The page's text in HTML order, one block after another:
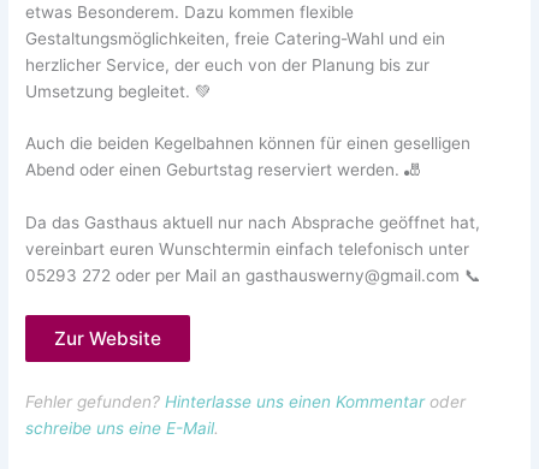
etwas Besonderem. Dazu kommen flexible
Gestaltungsmöglichkeiten, freie Catering-Wahl und ein
herzlicher Service, der euch von der Planung bis zur
Umsetzung begleitet. 💚
Auch die beiden Kegelbahnen können für einen geselligen
Abend oder einen Geburtstag reserviert werden. 🎳
Da das Gasthaus aktuell nur nach Absprache geöffnet hat,
vereinbart euren Wunschtermin einfach telefonisch unter
05293 272 oder per Mail an gasthauswerny@gmail.com 📞
Zur Website
Fehler gefunden?Hinterlasse uns einen Kommentaroder
schreibe uns eine E-Mail.